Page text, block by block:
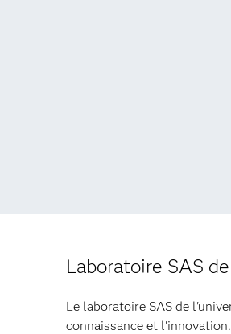
Laboratoire SAS
Le laboratoire SAS de
connaissance et